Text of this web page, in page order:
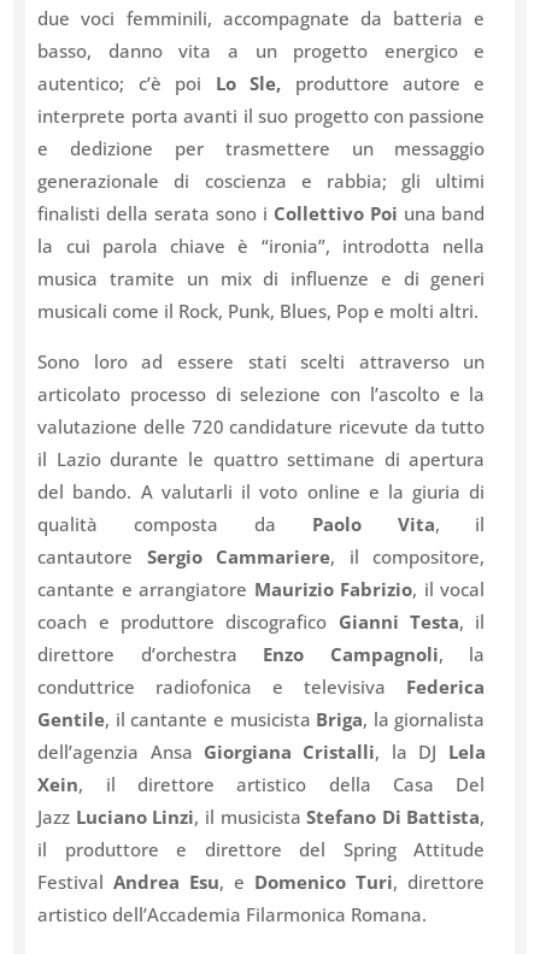
due voci femminili, accompagnate da batteria e
basso, danno vita a un progetto energico e
autentico; c’è poi Lo Sle, produttore autore e
interprete porta avanti il suo progetto con passione
e dedizione per trasmettere un messaggio
generazionale di coscienza e rabbia; gli ultimi
finalisti della serata sono i Collettivo Poi una band
la cui parola chiave è “ironia”, introdotta nella
musica tramite un mix di influenze e di generi
musicali come il Rock, Punk, Blues, Pop e molti altri.
Sono loro ad essere stati scelti attraverso un
articolato processo di selezione con l’ascolto e la
valutazione delle 720 candidature ricevute da tutto
il Lazio durante le quattro settimane di apertura
del bando. A valutarli il voto online e la giuria di
qualità composta da Paolo Vita, il
cantautore Sergio Cammariere, il compositore,
cantante e arrangiatore Maurizio Fabrizio, il vocal
coach e produttore discografico Gianni Testa, il
direttore d’orchestra Enzo Campagnoli, la
conduttrice radiofonica e televisiva Federica
Gentile, il cantante e musicista Briga, la giornalista
dell’agenzia Ansa Giorgiana Cristalli, la DJ Lela
Xein, il direttore artistico della Casa Del
Jazz Luciano Linzi, il musicistaStefano Di Battista,
il produttore e direttore del Spring Attitude
FestivalAndrea Esu, e Domenico Turi, direttore
artistico dell’Accademia Filarmonica Romana.